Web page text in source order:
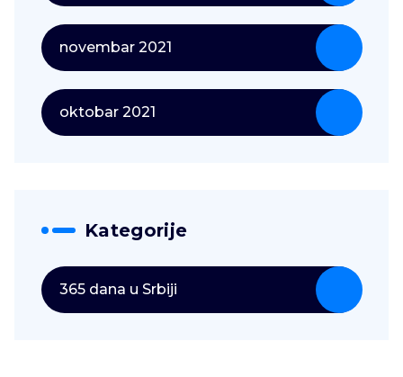
novembar 2021
oktobar 2021
Kategorije
365 dana u Srbiji